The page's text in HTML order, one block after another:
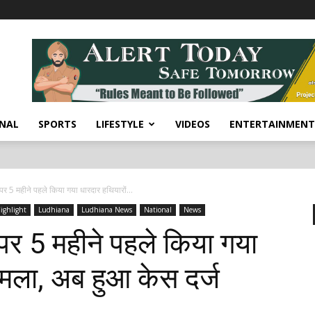
SPORTS LIFESTYLE VIDEOS ENTERTAINMENT
5 महीने पहले किया गया धारदार हथियारों...
Ludhiana Ludhiana News National News
5 महीने पहले किया गया
अब हुआ केस दर्ज